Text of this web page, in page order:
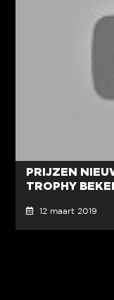
PRIJZEN
TROPHY
12 maart 2019